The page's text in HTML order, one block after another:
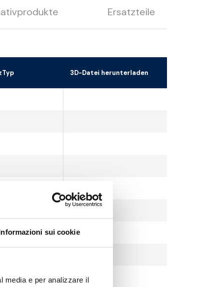
sui cookie
media e per analizzare il
Ersatzteile
3D-Datei herunterladen